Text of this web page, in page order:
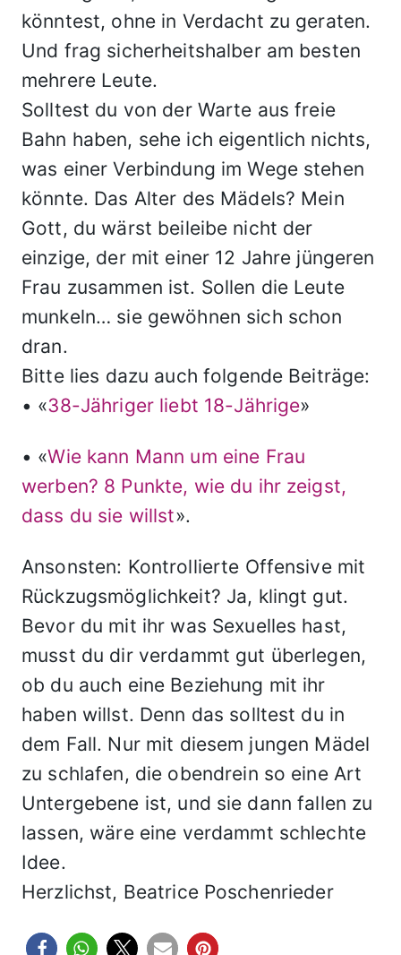
könntest, ohne in Verdacht zu geraten.
Und frag sicherheitshalber am besten
mehrere Leute.
Solltest du von der Warte aus freie
Bahn haben, sehe ich eigentlich nichts,
was einer Verbindung im Wege stehen
könnte. Das Alter des Mädels? Mein
Gott, du wärst beileibe nicht der
einzige, der mit einer 12 Jahre jüngeren
Frau zusammen ist. Sollen die Leute
munkeln… sie gewöhnen sich schon
dran.
Bitte lies dazu auch folgende Beiträge:
• «38-Jähriger liebt 18-Jährige»
• «Wie kann Mann um eine Frau
werben? 8 Punkte, wie du ihr zeigst,
dass du sie willst».
Ansonsten: Kontrollierte Offensive mit
Rückzugsmöglichkeit? Ja, klingt gut.
Bevor du mit ihr was Sexuelles hast,
musst du dir verdammt gut überlegen,
ob du auch eine Beziehung mit ihr
haben willst. Denn das solltest du in
dem Fall. Nur mit diesem jungen Mädel
zu schlafen, die obendrein so eine Art
Untergebene ist, und sie dann fallen zu
lassen, wäre eine verdammt schlechte
Idee.
Herzlichst, Beatrice Poschenrieder